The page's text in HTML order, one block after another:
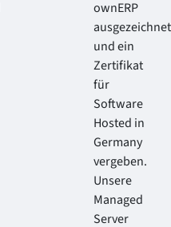
ownERP
ausgezeichnet
und ein
Zertifikat
für
Software
Hosted in
Germany
vergeben.
Unsere
Managed
Server